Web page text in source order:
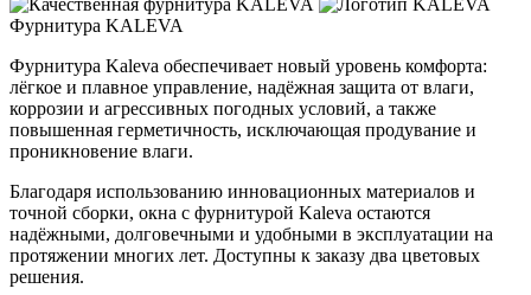
Фурнитура KALEVA
Фурнитура Kaleva обеспечивает новый уровень комфорта:
лёгкое и плавное управление, надёжная защита от влаги,
коррозии и агрессивных погодных условий, а также
повышенная герметичность, исключающая продувание и
проникновение влаги.
Благодаря использованию инновационных материалов и
точной сборки, окна с фурнитурой Kaleva остаются
надёжными, долговечными и удобными в эксплуатации на
протяжении многих лет. Доступны к заказу два цветовых
решения.